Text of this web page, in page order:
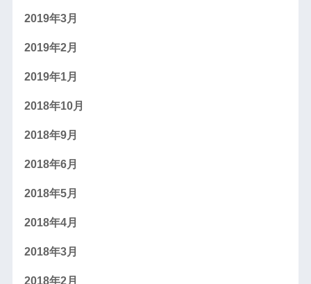
2019年3月
2019年2月
2019年1月
2018年10月
2018年9月
2018年6月
2018年5月
2018年4月
2018年3月
2018年2月